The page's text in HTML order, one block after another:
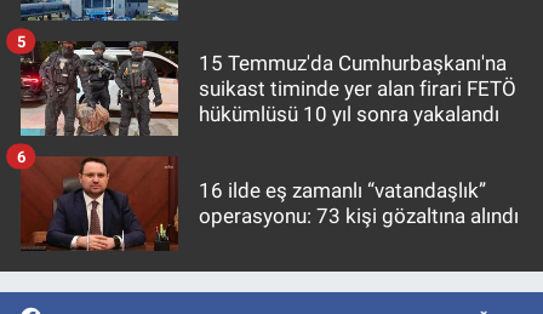
15 Temmuz'da Cumhurbaşkanı'na
suikast timinde yer alan firari FETÖ
hükümlüsü 10 yıl sonra yakalandı
5
16 ilde eş zamanlı “vatandaşlık”
operasyonu: 73 kişi gözaltına alındı
6